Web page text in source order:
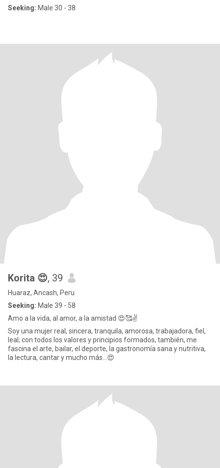
Seeking: Male 30 - 38
Korita 😍, 39
Huaraz, Ancash, Peru
Seeking: Male 39 - 58
Amo a la vida, al amor, a la amistad 😍🥰✌️
Soy una mujer real, sincera, tranquila, amorosa, trabajadora, fiel,
leal; con todos los valores y principios formados, también, me
fascina el arte, bailar, el deporte, la gastronomía sana y nutritiva,
la lectura, cantar y mucho más...😍